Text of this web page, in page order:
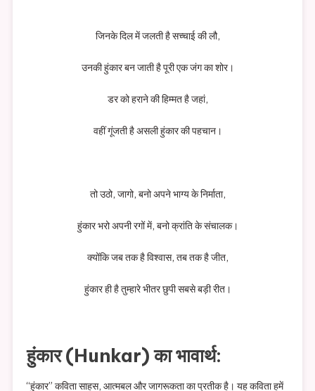
जिनके दिल में जलती है सच्चाई की लौ,
उनकी हुंकार बन जाती है पूरी एक जंग का शोर।
डर को हराने की हिम्मत है जहां,
वहीं गूंजती है असली हुंकार की पहचान।
तो उठो, जागो, बनो अपने भाग्य के निर्माता,
हुंकार भरो अपनी रगों में, बनो क्रांति के संचालक।
क्योंकि जब तक है विश्वास, तब तक है जीत,
हुंकार ही है तुम्हारे भीतर छुपी सबसे बड़ी रीत।
हुंकार (Hunkar) का भावार्थ:
“हुंकार” कविता साहस, आत्मबल और जागरूकता का प्रतीक है। यह कविता हमें